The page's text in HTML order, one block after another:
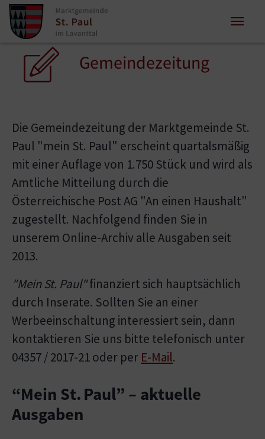
Zum Inhalt springen
Zum Seitenende springen
Sie sind hier: Gemeindezeitung
Die Gemeindezeitung der Marktgemeinde St.
Paul "mein St. Paul" erscheint quartalsmäßig
mit einer Auflage von 1.750 Stück und wird als
Amtliche Mitteilung durch die
Österreichische Post AG "An einen Haushalt"
zugestellt. Nachfolgend finden Sie in
unserem Online-Archiv alle Ausgaben seit
2013.
"Mein St. Paul"finanziert sich hauptsächlich
durch Inserate. Sollten Sie an einer
Werbeeinschaltung interessiert sein, dann
kontaktieren Sie uns bitte telefonisch unter
04357 / 2017-21 oder per E-Mail.
“Mein St. Paul” – aktuelle
Ausgaben